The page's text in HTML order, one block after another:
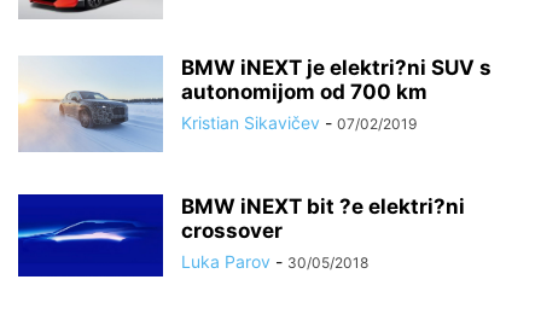
BMW iNEXT je elektri?ni SUV s
autonomijom od 700 km
Kristian Sikavičev - 07/02/2019
BMW iNEXT bit ?e elektri?ni
crossover
Luka Parov - 30/05/2018